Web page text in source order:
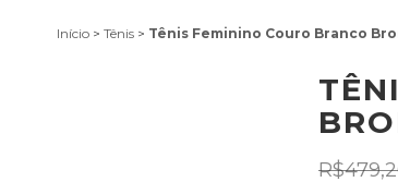
Início > Tênis > Tênis Feminino Couro Branco